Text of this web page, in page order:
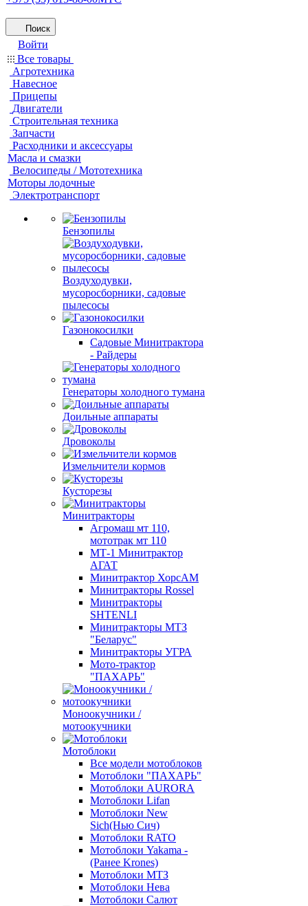
Поиск
Войти
Все товары
Агротехника
Навесное
Прицепы
Двигатели
Строительная техника
Запчасти
Расходники и аксессуары
Масла и смазки
Велосипеды / Мототехника
Моторы лодочные
Электротранспорт
Бензопилы
Воздуходувки,
мусоросборники, cадовые
пылесосы
Газонокосилки
Садовые Минитрактора
- Райдеры
Генераторы холодного тумана
Доильные аппараты
Дровоколы
Измельчители кормов
Кусторезы
Минитракторы
Агромаш мт 110,
мототрак мт 110
МТ-1 Минитрактор
АГАТ
Минитрактор ХорсАМ
Минитракторы Rossel
Минитракторы
SHTENLI
Минитракторы МТЗ
"Беларус"
Минитракторы УГРА
Мото-трактор
"ПАХАРЬ"
Моноокучники /
мотоокучники
Мотоблоки
Все модели мотоблоков
Мотоблоки "ПАХАРЬ"
Мотоблоки AURORA
Мотоблоки Lifan
Мотоблоки New
Sich(Нью Сич)
Мотоблоки RATO
Мотоблоки Yakama -
(Ранее Krones)
Мотоблоки МТЗ
Мотоблоки Нева
Мотоблоки Салют